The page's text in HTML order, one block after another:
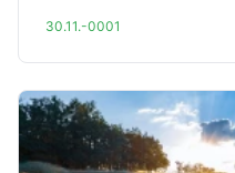
30.11.-0001